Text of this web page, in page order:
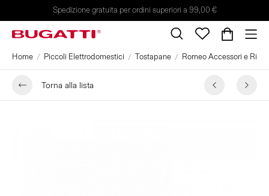
Spedizione gratuita per ordini superiori a 99,00 €
Home Piccoli Elettrodomestici Tostapane Romeo Accessori e
Torna alla lista